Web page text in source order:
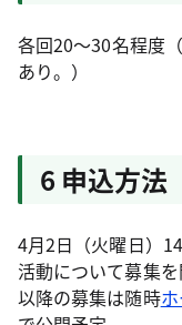
各回20〜30名程度
あり。）
6 申込方法
4月2日（火曜日）
活動について募集
以降の募集は随時